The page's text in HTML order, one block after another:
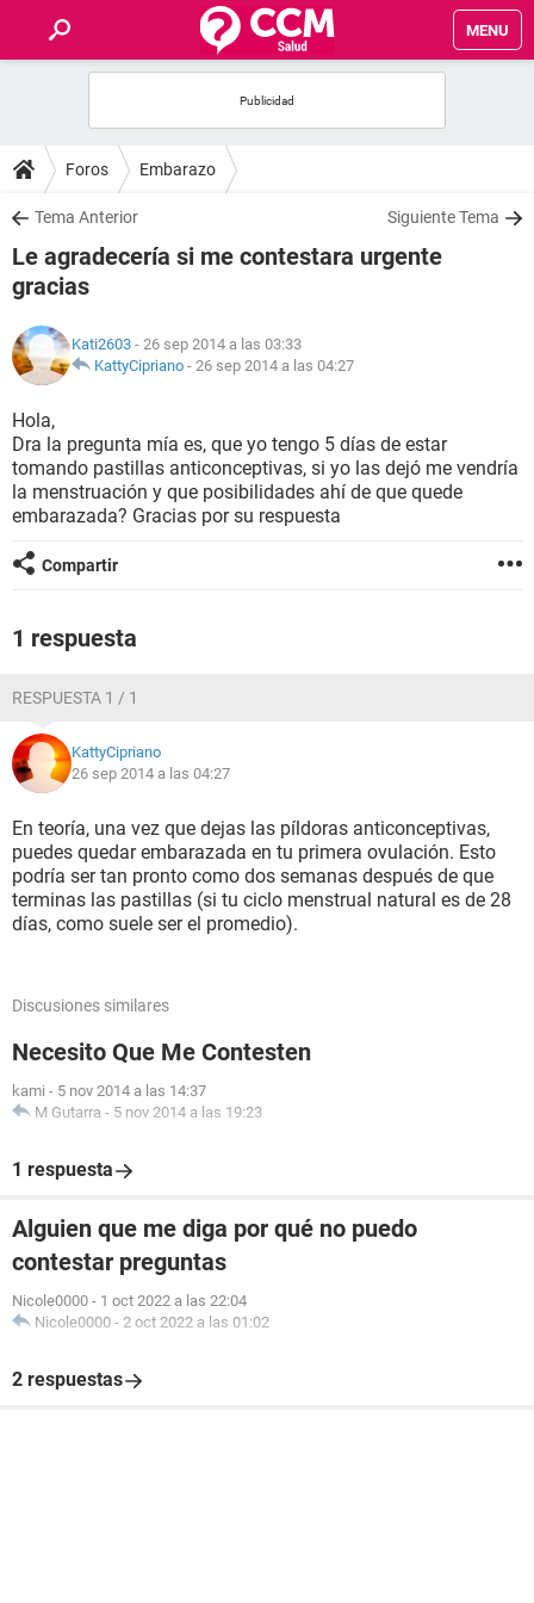
MENU
FOROS
SALUD
FAMILIA
NUTRICIÓN
SEXUALIDAD
GLOSARIO
Foros Embarazo
Tema Anterior Siguiente Tema
Le agradecería si me contestara urgente
gracias
Kati2603 - 26 sep 2014 a las 03:33
KattyCipriano - 26 sep 2014 a las 04:27
Hola,
Dra la pregunta mía es, que yo tengo 5 días de estar
tomando pastillas anticonceptivas, si yo las dejó me vendría
la menstruación y que posibilidades ahí de que quede
embarazada? Gracias por su respuesta
Compartir
1 respuesta
RESPUESTA 1 / 1
KattyCipriano
26 sep 2014 a las 04:27
En teoría, una vez que dejas las píldoras anticonceptivas,
puedes quedar embarazada en tu primera ovulación. Esto
podría ser tan pronto como dos semanas después de que
terminas las pastillas (si tu ciclo menstrual natural es de 28
días, como suele ser el promedio).
Discusiones similares
Necesito Que Me Contesten
kami - 5 nov 2014 a las 14:37
M Gutarra - 5 nov 2014 a las 19:23
1 respuesta
Alguien que me diga por qué no puedo
contestar preguntas
Nicole0000 - 1 oct 2022 a las 22:04
Nicole0000 - 2 oct 2022 a las 01:02
2 respuestas